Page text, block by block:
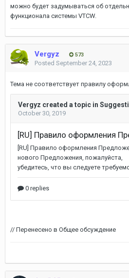
можно будет задумываться об
функционала системы VTCW.
Vergyz 573
Posted September 24, 2023
Тема не соответствует правилу
// Перенесено в Общее обсуждение